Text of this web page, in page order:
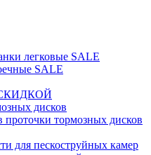
легковые SALE
SALE
дисков
проточки тормозных дисков
для пескоструйных камер